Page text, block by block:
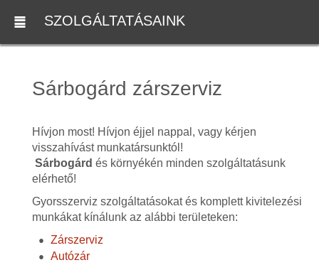
SZOLGÁLTATÁSAINK
Sárbogárd zárszerviz
Hívjon most! Hívjon éjjel nappal, vagy kérjen
visszahívást munkatársunktól!
Sárbogárd és környékén minden szolgáltatásunk
elérhető!
Gyorsszerviz szolgáltatásokat és komplett kivitelezési
munkákat kínálunk az alábbi területeken:
Zárszerviz
Autózár